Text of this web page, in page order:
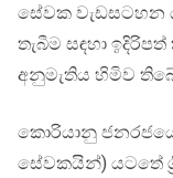
සේවක වැඩසටහන
තැබීම සඳහා
අනුමැතිය හිමිව
කොරියානු
සේවකයින්) යටතේ